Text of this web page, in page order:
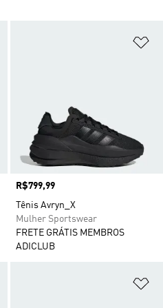
Preço
R$799,99
Tênis Avryn_X
Mulher Sportswear
FRETE GRÁTIS MEMBROS
ADICLUB